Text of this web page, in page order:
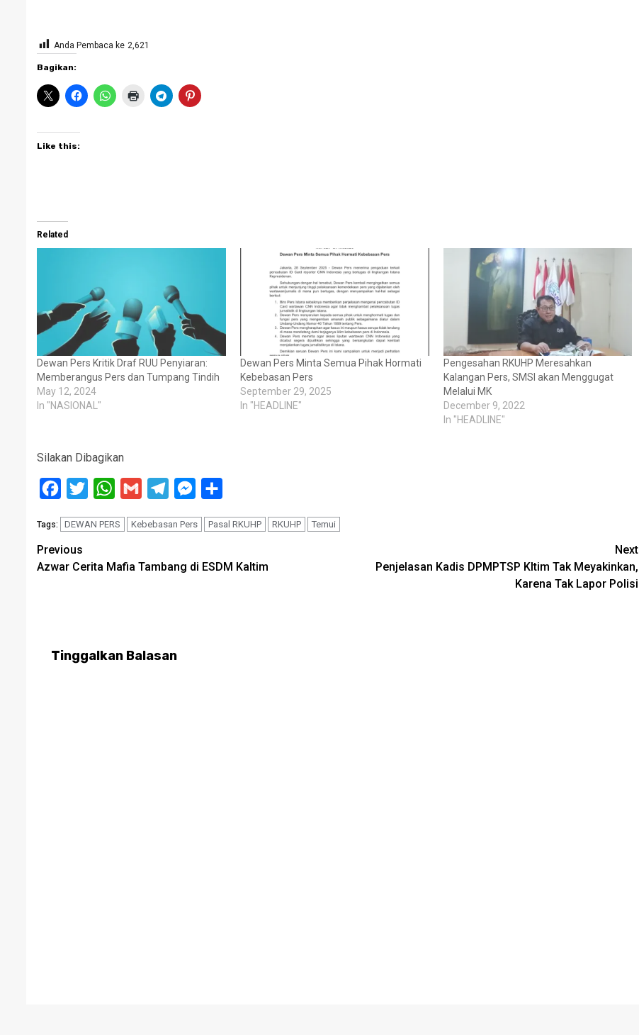
Anda Pembaca ke 2,621
Bagikan:
Like this:
Related
Dewan Pers Kritik Draf RUU Penyiaran:
Memberangus Pers dan Tumpang Tindih
May 12, 2024
In "NASIONAL"
Dewan Pers Minta Semua Pihak Hormati
Kebebasan Pers
September 29, 2025
In "HEADLINE"
Pengesahan RKUHP Meresahkan
Kalangan Pers, SMSI akan Menggugat
Melalui MK
December 9, 2022
In "HEADLINE"
Silakan Dibagikan
Facebook
Twitter WhatsApp
Gmail TelegramMessenger
Tags: DEWAN PERS Kebebasan Pers Pasal RKUHP RKUHP Temui
Post
navigation
Previous
Azwar Cerita Mafia Tambang di ESDM Kaltim
Next
Penjelasan Kadis DPMPTSP Kltim Tak Meyakinkan,
Karena Tak Lapor Polisi
Tinggalkan Balasan